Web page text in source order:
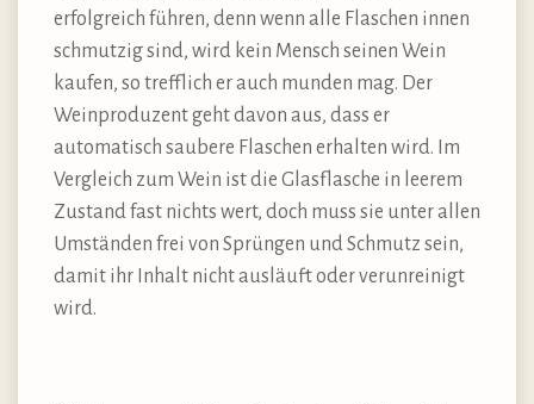
erfolgreich führen, denn wenn alle Flaschen innen
schmutzig sind, wird kein Mensch seinen Wein
kaufen, so trefflich er auch munden mag. Der
Weinproduzent geht davon aus, dass er
automatisch saubere Flaschen erhalten wird. Im
Vergleich zum Wein ist die Glasflasche in leerem
Zustand fast nichts wert, doch muss sie unter allen
Umständen frei von Sprüngen und Schmutz sein,
damit ihr Inhalt nicht ausläuft oder verunreinigt
wird.